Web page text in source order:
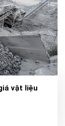
vật liệu